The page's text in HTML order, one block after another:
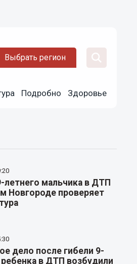
Выбрать регион
Подробно Здоровье
летнего мальчика в ДТП
Новгороде проверяет
дело после гибели 9-
ребенка в ДТП возбудили